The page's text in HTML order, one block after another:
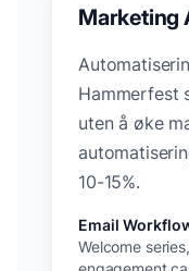
Marketing
Hammerfest
uten å øke
10-15%.
Email
Welcome